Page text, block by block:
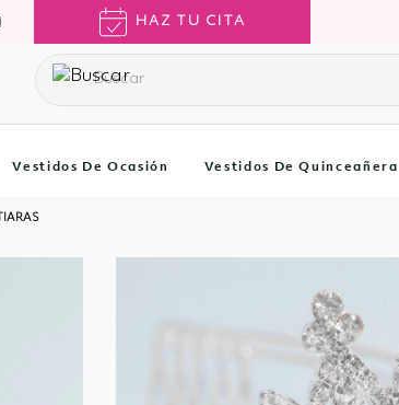
HAZ TU CITA
Vestidos De Ocasión Vestidos De Quinceañera
TIARAS